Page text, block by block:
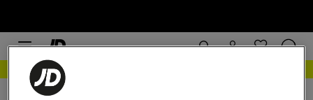
JD Sports Fila Ray